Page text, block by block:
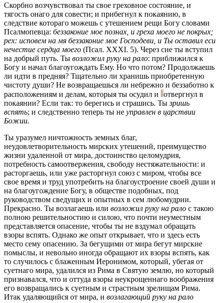
Скорбно возчувствовал ты свое греховное состояние, и
тягость онаго для совести; и прибегнул к покаянию, в
следствие котораго можешь с утешением рещи Богу словами
Псалмопевца: беззаконие мое познах, и греха моего не покрых;
рех: исповем на мя беззаконие мое Господеви, и Ты оставил еси
нечестие сердца моего (Псал. XXXI. 5). Через сие ты вступил
на добрый путь. Ты возложил руку на рало: приближился к
Богу и начал благоугождать Ему. Но что потом? Продолжаешь
ли идти в предняя? Тщательно ли хранишь приобретенную
чистоту души? Не возвращаешься ли небрежно и беззаботно к
расположениям и делам, которыя ты осудил и
отвергнул в
покаянии? Если так: то берегись и страшись. Тызришь
вспять; и следственно теперь ты не управлен в царствии
Божии.
Ты уразумел ничтожность земных благ,
неудовлетворительность мирских утешений, преимущество
жизни удаленной от мира, достоинство целомудрия,
потребность самоотвержения, свободу нестяжательности: и
расторгаешь, или уже расторгнул союз с миром, чтобы все
свое время и труд употребить на благоустроение своей души и
на благоугождение Богу, в обществе подобных, под
руководством сведущих и опытных в сем любомудрии.
Прекрасно. Ты возлагаешь или возложил руку на рало с такою
полною решительностию и силою, что почти неуместным
представляется опасение, чтобы ты не вздумал обращать
взоры вспять. Однако же опыт открывает, что и здесь есть
место сему опасению. За бегущими от мира бегут мирские
помыслы, и невольно иногда обращают их взоры вспять, как
то случилось с блаженным Иеронимом, который, убегая от
суетнаго мира, удалился из Рима в Святую землю, но который
признавался, что и оттуда взоры неукрощеннаго воображения
его возвращались к суетным и страстным зрелищам Рима.
Итак удаляющийся от мира, и возлагающий руку на рало